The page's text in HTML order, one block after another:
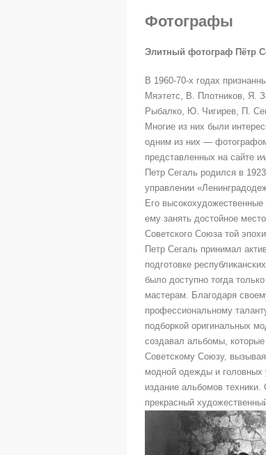
Фотографы
Элитный фотограф Пётр
В 1960-70-х годах
Мяэтетс, В. Плотников, Я.
Рыбалко, Ю. Чигирев, П.
Многие из них были
одним из них —
представленных на сайте
Петр Сегаль родился в
управлении
Его
ему занять достойное
Советского Союза той
Петр Сегаль принимал
подготовке
было доступно тогда
мастерам. Благодаря
профессиональному
подборкой оригинальных
создавал альбомы,
Советскому Союзу,
модной одежды и головных
издание альбомов
прекрасный